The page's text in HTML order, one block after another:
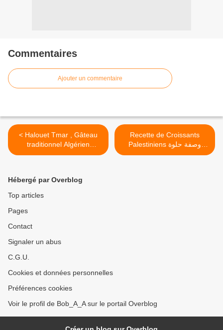
Commentaires
Ajouter un commentaire
< Halouet Tmar , Gâteau
traditionnel Algérien
(version écrite) حلوة التمر
Recette de Croissants
Palestiniens وصفة حلوة
تقليدية جزائرية، هليلات
Hébergé par Overblog
Top articles
Pages
Contact
Signaler un abus
C.G.U.
Cookies et données personnelles
Préférences cookies
Voir le profil de Bob_A_A sur le portail Overblog